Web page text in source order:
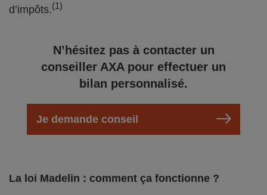
d’impôts.(1)
N’hésitez pas à contacter un
conseiller AXA pour effectuer un
bilan personnalisé.
Je demande conseil
La loi Madelin : comment ça fonctionne ?